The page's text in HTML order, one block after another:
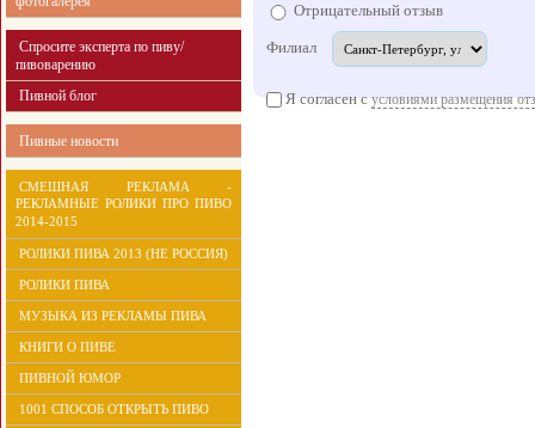
Спросите эксперта по пиву/
пивоварению
Пивной блог
Пивные новости
СМЕШНАЯ РЕКЛАМА -
РЕКЛАМНЫЕ РОЛИКИ ПРО ПИВО
2014-2015
РОЛИКИ ПИВА 2013 (НЕ РОССИЯ)
РОЛИКИ ПИВА
МУЗЫКА ИЗ РЕКЛАМЫ ПИВА
КНИГИ О ПИВЕ
ПИВНОЙ ЮМОР
1001 СПОСОБ ОТКРЫТЬ ПИВО
Отрицательный отзыв
Филиал
Я согласен с условиями размещения